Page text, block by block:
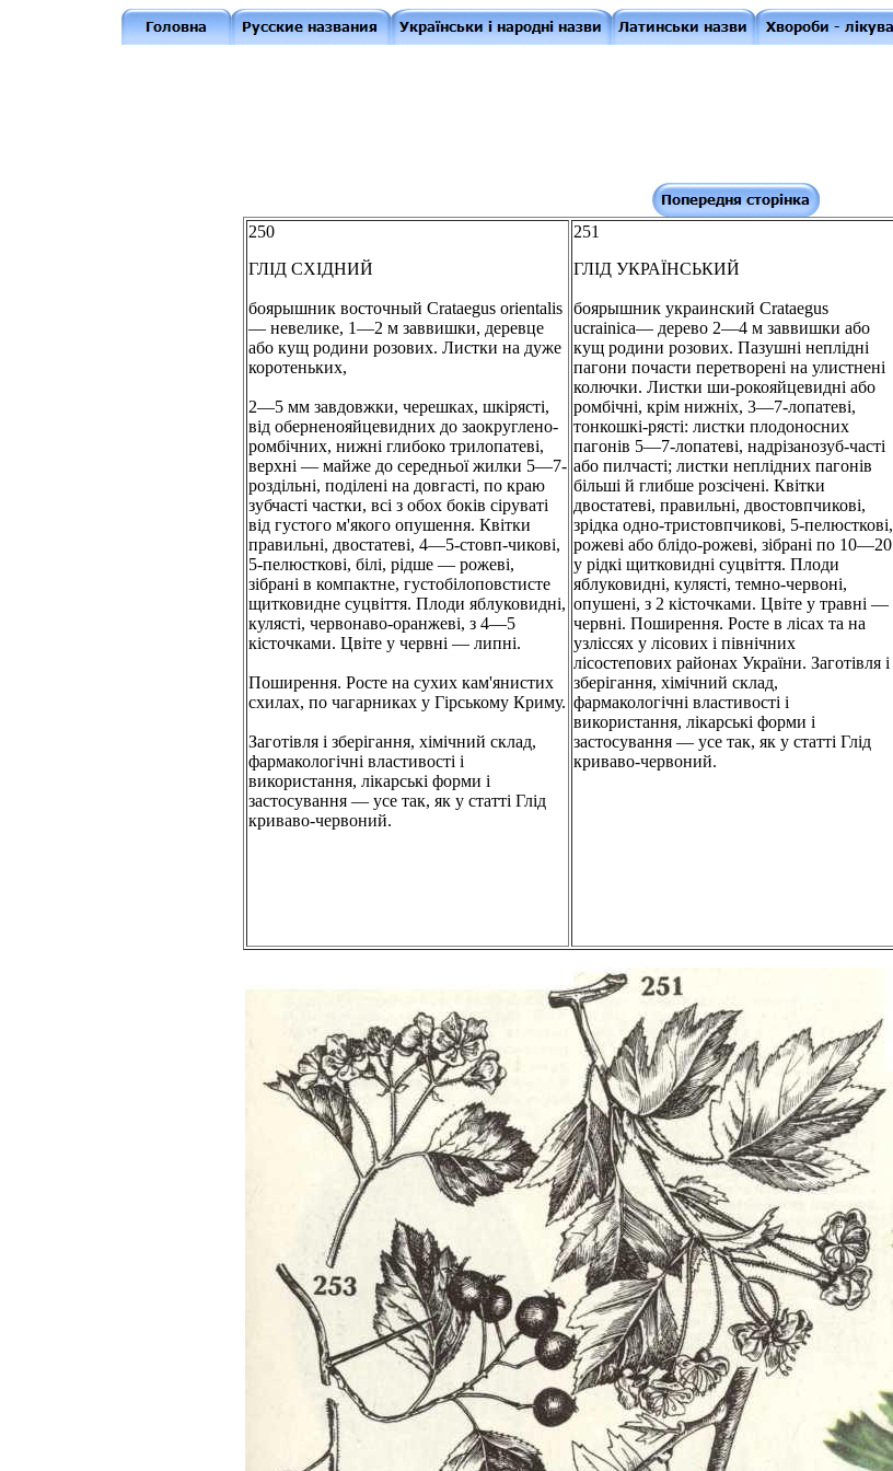
250
ГЛІД СХІДНИЙ
боярышник восточный Crataegus orientalis
— невелике, 1—2 м заввишки, деревце
або кущ родини розових. Листки на дуже
коротеньких,
2—5 мм завдовжки, черешках, шкірясті,
від оберненояйцевидних до заокруглено-
ромбічних, нижні глибоко трилопатеві,
верхні — майже до середньої жилки 5—7-
роздільні, поділені на довгасті, по краю
зубчасті частки, всі з обох боків сіруваті
від густого м'якого опушення. Квітки
правильні, двостатеві, 4—5-стовп-чикові,
5-пелюсткові, білі, рідше — рожеві,
зібрані в компактне, густобілоповстисте
щитковидне суцвіття. Плоди яблуковидні,
кулясті, червонаво-оранжеві, з 4—5
кісточками. Цвіте у червні — липні.
Поширення. Росте на сухих кам'янистих
схилах, по чагарниках у Гірському Криму.
Заготівля і зберігання, хімічний склад,
фармакологічні властивості і
використання, лікарські форми і
застосування — усе так, як у статті Глід
криваво-червоний.
251
ГЛІД УКРАЇНСЬКИЙ
боярышник украинский Crataegus
ucrainica— дерево 2—4 м заввишки або
кущ родини розових. Пазушні неплідні
пагони почасти перетворені на улистнені
колючки. Листки ши-рокояйцевидні або
ромбічні, крім нижніх, 3—7-лопатеві,
тонкошкі-рясті: листки плодоносних
пагонів 5—7-лопатеві, надрізанозуб-часті
або пилчасті; листки неплідних пагонів
більші й глибше розсічені. Квітки
двостатеві, правильні, двостовпчикові,
зрідка одно-тристовпчикові, 5-пелюсткові,
рожеві або блідо-рожеві, зібрані по 10—20
у рідкі щитковидні суцвіття. Плоди
яблуковидні, кулясті, темно-червоні,
опушені, з 2 кісточками. Цвіте у травні —
червні. Поширення. Росте в лісах та на
узліссях у лісових і північних
лісостепових районах України. Заготівля і
зберігання, хімічний склад,
фармакологічні властивості і
використання, лікарські форми і
застосування — усе так, як у статті Глід
криваво-червоний.